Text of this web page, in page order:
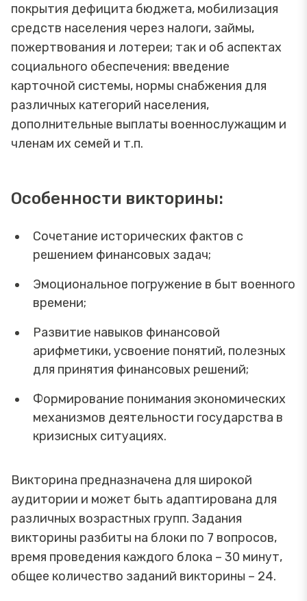
покрытия дефицита бюджета, мобилизация
средств населения через налоги, займы,
пожертвования и лотереи; так и об аспектах
социального обеспечения: введение
карточной системы, нормы снабжения для
различных категорий населения,
дополнительные выплаты военнослужащим и
членам их семей и т.п.
Особенности викторины:
Сочетание исторических фактов с
решением финансовых задач;
Эмоциональное погружение в быт военного
времени;
Развитие навыков финансовой
арифметики, усвоение понятий, полезных
для принятия финансовых решений;
Формирование понимания экономических
механизмов деятельности государства в
кризисных ситуациях.
Викторина предназначена для широкой
аудитории и может быть адаптирована для
различных возрастных групп. Задания
викторины разбиты на блоки по 7 вопросов,
время проведения каждого блока – 30 минут,
общее количество заданий викторины – 24.